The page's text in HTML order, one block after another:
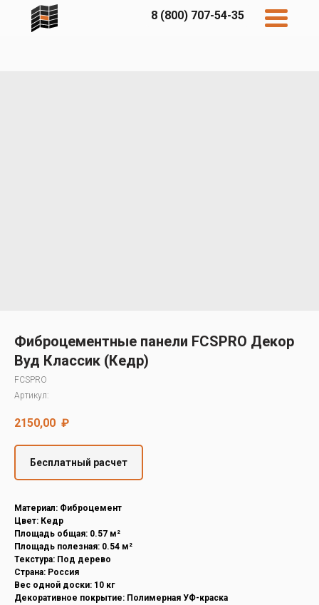
8 (800) 707-54-35
Cedral
Фиброцементные панели FCSPRO Декор
Вуд Классик (Кедр)
FCSPRO
Артикул:
2150,00 ₽
Бесплатный расчет
Материал: Фиброцемент
Цвет: Кедр
Площадь общая: 0.57 м²
Площадь полезная: 0.54 м²
Текстура: Под дерево
Страна: Россия
Вес одной доски: 10 кг
Декоративное покрытие: Полимерная УФ-краска